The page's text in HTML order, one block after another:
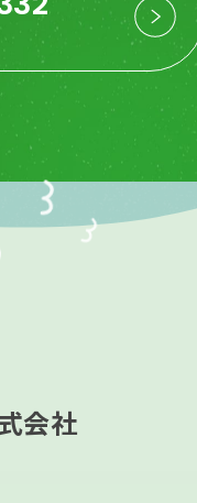
会社